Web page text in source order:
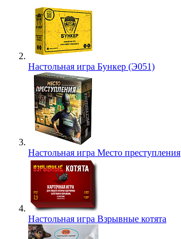
Настольная игра Бункер (Э051)
Настольная игра Место преступления
Настольная игра Взрывные котята